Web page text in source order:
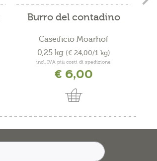
Burro del contadino
Caseificio Moarhof
0,25 kg (€ 24,00/1 kg)
incl. IVA più costi di spedizione
€ 6,00